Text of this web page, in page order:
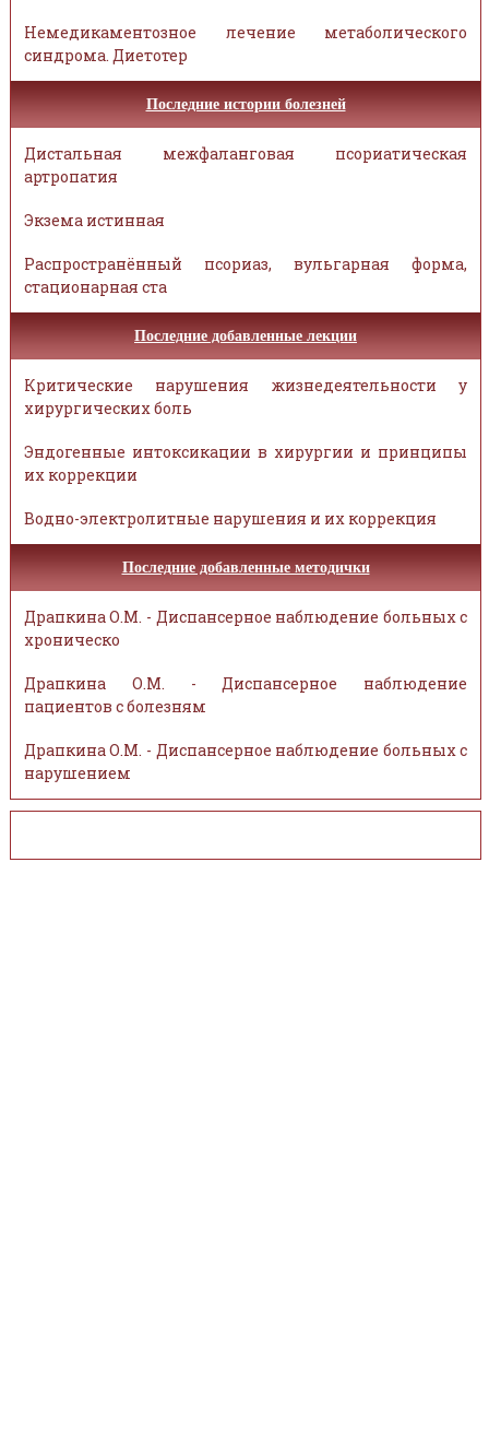
Немедикаментозное лечение метаболического
синдрома. Диетотер
Последние истории болезней
Дистальная межфаланговая псориатическая
артропатия
Экзема истинная
Распространённый псориаз, вульгарная форма,
стационарная ста
Последние добавленные лекции
Критические нарушения жизнедеятельности у
хирургических боль
Эндогенные интоксикации в хирургии и принципы
их коррекции
Водно-электролитные нарушения и их коррекция
Последние добавленные методички
Драпкина О.М. - Диспансерное наблюдение больных с
хроническо
Драпкина О.М. - Диспансерное наблюдение
пациентов с болезням
Драпкина О.М. - Диспансерное наблюдение больных с
нарушением